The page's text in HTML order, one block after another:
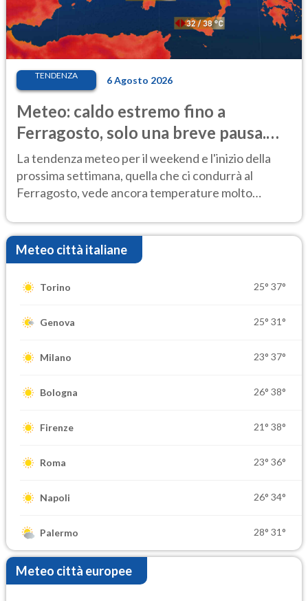
TENDENZA 6 Agosto 2026
Meteo: caldo estremo fino a
Ferragosto, solo una breve pausa.
Ecco dove
La tendenza meteo per il weekend e l'inizio della
prossima settimana, quella che ci condurrà al
Ferragosto, vede ancora temperature molto
Meteo città italiane
Torino 25° 37°
Genova 25° 31°
Milano 23° 37°
Bologna 26° 38°
Firenze 21° 38°
Roma 23° 36°
Napoli 26° 34°
Palermo 28° 31°
Meteo città europee